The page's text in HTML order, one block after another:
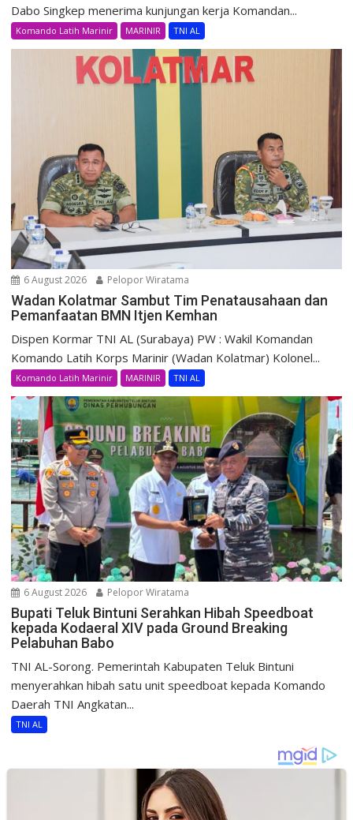
Dabo Singkep menerima kunjungan kerja Komandan...
Komando Latih Marinir MARINIR TNI AL
6 August 2026 Pelopor Wiratama
Wadan Kolatmar Sambut Tim Penatausahaan dan
Pemanfaatan BMN Itjen Kemhan
Dispen Kormar TNI AL (Surabaya) PW : Wakil Komandan
Komando Latih Korps Marinir (Wadan Kolatmar) Kolonel...
Komando Latih Marinir MARINIR TNI AL
6 August 2026 Pelopor Wiratama
Bupati Teluk Bintuni Serahkan Hibah Speedboat
kepada Kodaeral XIV pada Ground Breaking
Pelabuhan Babo
TNI AL-Sorong. Pemerintah Kabupaten Teluk Bintuni
menyerahkan hibah satu unit speedboat kepada Komando
Daerah TNI Angkatan...
TNI AL